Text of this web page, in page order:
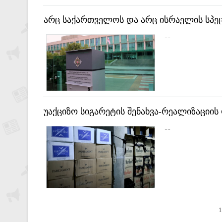
არც საქართველოს და არც ისრაელის
ტერორისტული თავდასხმების
გაუზიარებიათ - სუსი
....
უაქციზო სიგარეტის შენახვა-
....
1